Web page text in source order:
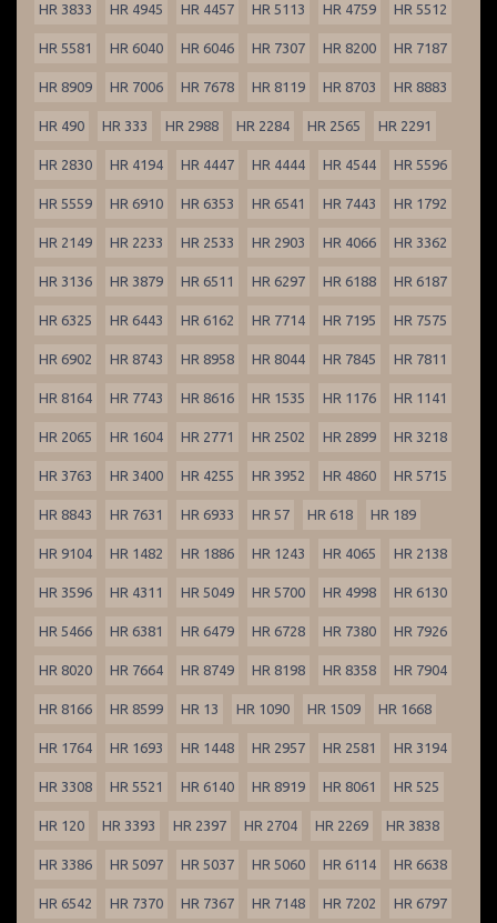
HR 3833 HR 4945 HR 4457 HR 5113 HR 4759 HR 5512
HR 5581 HR 6040 HR 6046 HR 7307 HR 8200 HR 7187
HR 8909 HR 7006 HR 7678 HR 8119 HR 8703 HR 8883
HR 490 HR 333 HR 2988 HR 2284 HR 2565 HR 2291
HR 2830 HR 4194 HR 4447 HR 4444 HR 4544 HR 5596
HR 5559 HR 6910 HR 6353 HR 6541 HR 7443 HR 1792
HR 2149 HR 2233 HR 2533 HR 2903 HR 4066 HR 3362
HR 3136 HR 3879 HR 6511 HR 6297 HR 6188 HR 6187
HR 6325 HR 6443 HR 6162 HR 7714 HR 7195 HR 7575
HR 6902 HR 8743 HR 8958 HR 8044 HR 7845 HR 7811
HR 8164 HR 7743 HR 8616 HR 1535 HR 1176 HR 1141
HR 2065 HR 1604 HR 2771 HR 2502 HR 2899 HR 3218
HR 3763 HR 3400 HR 4255 HR 3952 HR 4860 HR 5715
HR 8843 HR 7631 HR 6933 HR 57 HR 618 HR 189
HR 9104 HR 1482 HR 1886 HR 1243 HR 4065 HR 2138
HR 3596 HR 4311 HR 5049 HR 5700 HR 4998 HR 6130
HR 5466 HR 6381 HR 6479 HR 6728 HR 7380 HR 7926
HR 8020 HR 7664 HR 8749 HR 8198 HR 8358 HR 7904
HR 8166 HR 8599 HR 13 HR 1090 HR 1509 HR 1668
HR 1764 HR 1693 HR 1448 HR 2957 HR 2581 HR 3194
HR 3308 HR 5521 HR 6140 HR 8919 HR 8061 HR 525
HR 120 HR 3393 HR 2397 HR 2704 HR 2269 HR 3838
HR 3386 HR 5097 HR 5037 HR 5060 HR 6114 HR 6638
HR 6542 HR 7370 HR 7367 HR 7148 HR 7202 HR 6797